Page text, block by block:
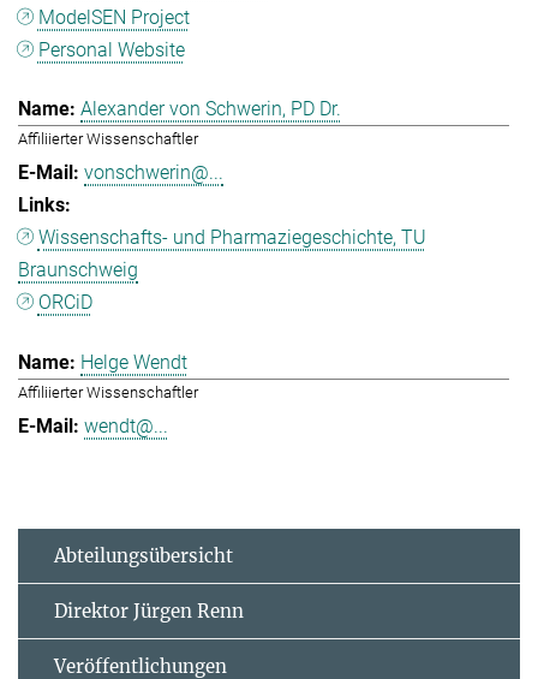
ModelSEN Project
Personal Website
Alexander von Schwerin, PD Dr.
Affiliierter Wissenschaftler
vonschwerin@...
Wissenschafts- und Pharmaziegeschichte, TU
Braunschweig
ORCiD
Helge Wendt
Affiliierter Wissenschaftler
wendt@...
Abteilungsübersicht
Direktor Jürgen Renn
Veröffentlichungen